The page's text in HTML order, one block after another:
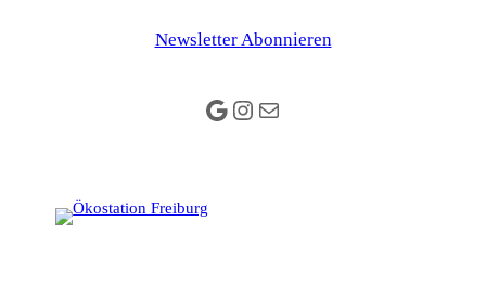
Newsletter Abonnieren
Google
Instagram
E-Mail